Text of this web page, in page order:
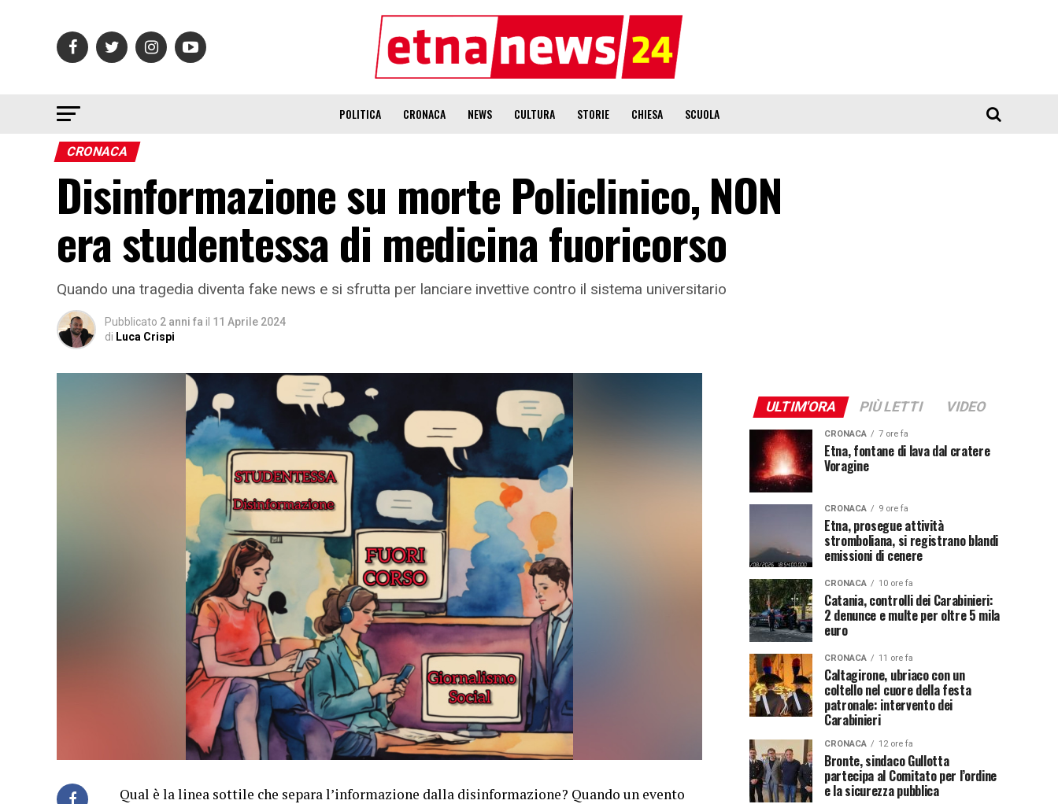
POLITICA CRONACA NEWS CULTURA STORIE CHIESA SCUOLA
CRONACA
Disinformazione su morte Policlinico, NON
era studentessa di medicina fuoricorso
Quando una tragedia diventa fake news e si sfrutta per lanciare invettive contro il sistema universitario
Pubblicato 2 anni fa il 11 Aprile 2024
di Luca Crispi
Qual è la linea sottile che separa l’informazione dalla disinformazione? Quando un evento
ULTIM'ORA PIÙ LETTI VIDEO
CRONACA 7 ore fa
Etna, fontane di lava dal cratere
Voragine
CRONACA 9 ore fa
Etna, prosegue attività
stromboliana, si registrano blandi
emissioni di cenere
CRONACA 10 ore fa
Catania, controlli dei Carabinieri:
2 denunce e multe per oltre 5 mila
euro
CRONACA 11 ore fa
Caltagirone, ubriaco con un
coltello nel cuore della festa
patronale: intervento dei
Carabinieri
CRONACA 12 ore fa
Bronte, sindaco Gullotta
partecipa al Comitato per l’ordine
e la sicurezza pubblica